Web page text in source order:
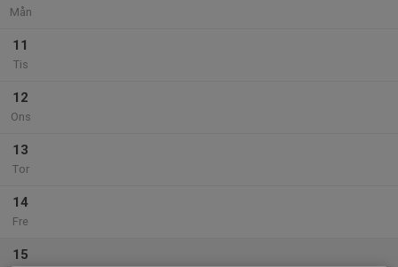
Mån
11
Tis
12
Ons
13
Tor
14
Fre
15